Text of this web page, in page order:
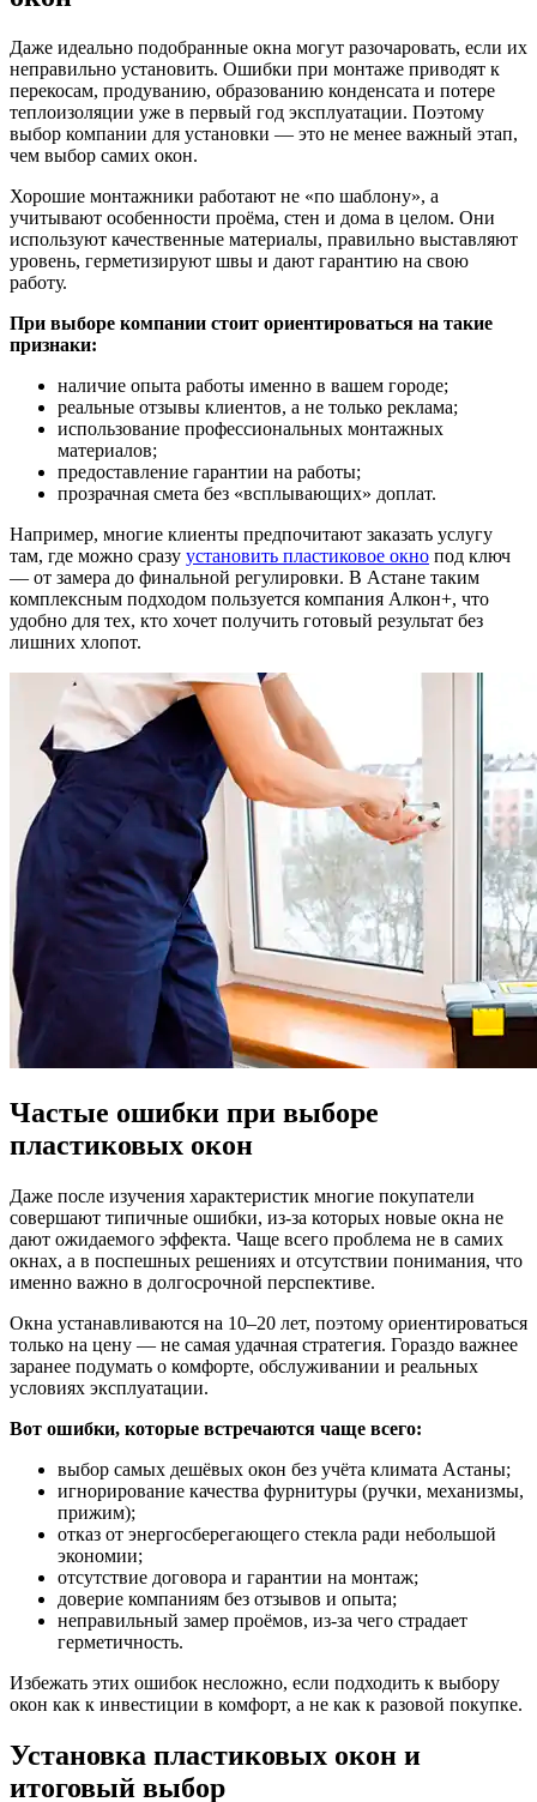
Даже идеально подобранные окна могут разочаровать, если их
неправильно установить. Ошибки при монтаже приводят к
перекосам, продуванию, образованию конденсата и потере
теплоизоляции уже в первый год эксплуатации. Поэтому
выбор компании для установки — это не менее важный этап,
чем выбор самих окон.
Хорошие монтажники работают не «по шаблону», а
учитывают особенности проёма, стен и дома в целом. Они
используют качественные материалы, правильно выставляют
уровень, герметизируют швы и дают гарантию на свою
работу.
При выборе компании стоит ориентироваться на такие
признаки:
наличие опыта работы именно в вашем городе;
реальные отзывы клиентов, а не только реклама;
использование профессиональных монтажных
материалов;
предоставление гарантии на работы;
прозрачная смета без «всплывающих» доплат.
Например, многие клиенты предпочитают заказать услугу
там, где можно сразу установить пластиковое окно под ключ
— от замера до финальной регулировки. В Астане таким
комплексным подходом пользуется компания Алкон+, что
удобно для тех, кто хочет получить готовый результат без
лишних хлопот.
Частые ошибки при выборе
пластиковых окон
Даже после изучения характеристик многие покупатели
совершают типичные ошибки, из-за которых новые окна не
дают ожидаемого эффекта. Чаще всего проблема не в самих
окнах, а в поспешных решениях и отсутствии понимания, что
именно важно в долгосрочной перспективе.
Окна устанавливаются на 10–20 лет, поэтому ориентироваться
только на цену — не самая удачная стратегия. Гораздо важнее
заранее подумать о комфорте, обслуживании и реальных
условиях эксплуатации.
Вот ошибки, которые встречаются чаще всего:
выбор самых дешёвых окон без учёта климата Астаны;
игнорирование качества фурнитуры (ручки, механизмы,
прижим);
отказ от энергосберегающего стекла ради небольшой
экономии;
отсутствие договора и гарантии на монтаж;
доверие компаниям без отзывов и опыта;
неправильный замер проёмов, из-за чего страдает
герметичность.
Избежать этих ошибок несложно, если подходить к выбору
окон как к инвестиции в комфорт, а не как к разовой покупке.
Установка пластиковых окон и
итоговый выбор